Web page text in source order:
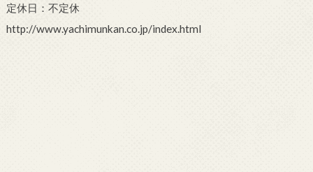
定休日：不定休
http://www.yachimunkan.co.jp/index.html